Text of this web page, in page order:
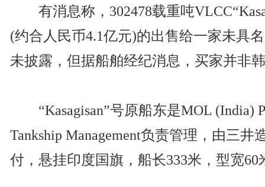
有消息称，302478载重吨
(约合人民币4.1亿元)的出售给一家未具
未披露，但据船舶经纪消息，买家并非
“Kasagisan”号原船东是MOL (India)
Tankship Management负责管理，由三井
付，悬挂印度国旗，船长333米，型宽60